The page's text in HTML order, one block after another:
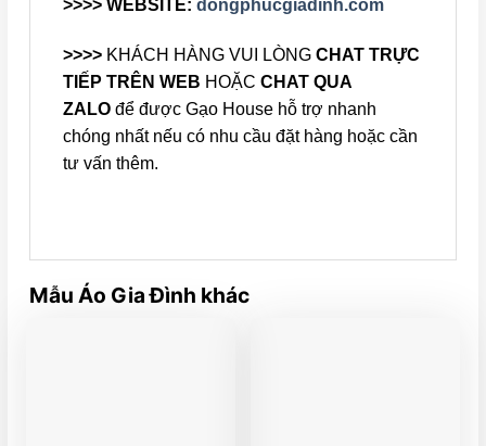
>>>> WEBSITE: dongphucgiadinh.com
>>>> KHÁCH HÀNG VUI LÒNG CHAT TRỰC
TIẾP TRÊN WEB HOẶC CHAT QUA
ZALO để được Gạo House hỗ trợ nhanh
chóng nhất nếu có nhu cầu đặt hàng hoặc cần
tư vấn thêm.
Mẫu Áo Gia Đình khác